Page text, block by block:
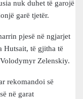
nuk duhet të garojë
garë tjetër.
pjesë në ngjarjet
Hutsait, të gjitha të
Zelenskiy.
rekomandoi së
në garat